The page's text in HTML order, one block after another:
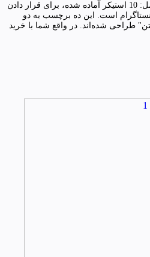
استیکر لینک استوری سری 2 شامل: 10 استیکر آماده شده، برای قرار دادن
است. این ده برچسب به دو
طراحی شده‌اند. در واقع شما با خرید